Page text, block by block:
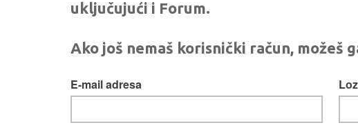
uključujući i Forum.
Ako još nemaš korisnički račun, možeš
E-mail adresa